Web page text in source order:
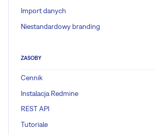
Import danych
Niestandardowy branding
ZASOBY
Cennik
Instalacja Redmine
REST API
Tutoriale